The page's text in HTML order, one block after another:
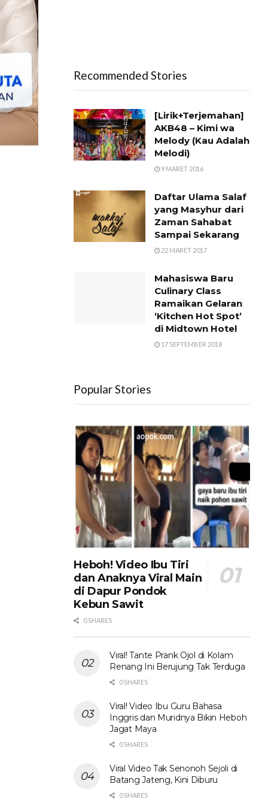
Recommended Stories
[Lirik+Terjemahan]
AKB48 – Kimi wa
Melody (Kau Adalah
Melodi)
9 MARET 2016
Daftar Ulama Salaf
yang Masyhur dari
Zaman Sahabat
Sampai Sekarang
22 MARET 2017
Mahasiswa Baru
Culinary Class
Ramaikan Gelaran
‘Kitchen Hot Spot’
di Midtown Hotel
17 SEPTEMBER 2018
Popular Stories
Heboh! Video Ibu Tiri
dan Anaknya Viral Main
di Dapur Pondok
Kebun Sawit
0 SHARES
Viral! Tante Prank Ojol di Kolam
Renang Ini Berujung Tak Terduga
0 SHARES
Viral! Video Ibu Guru Bahasa
Inggris dan Muridnya Bikin Heboh
Jagat Maya
0 SHARES
Viral Video Tak Senonoh Sejoli di
Batang Jateng, Kini Diburu
0 SHARES